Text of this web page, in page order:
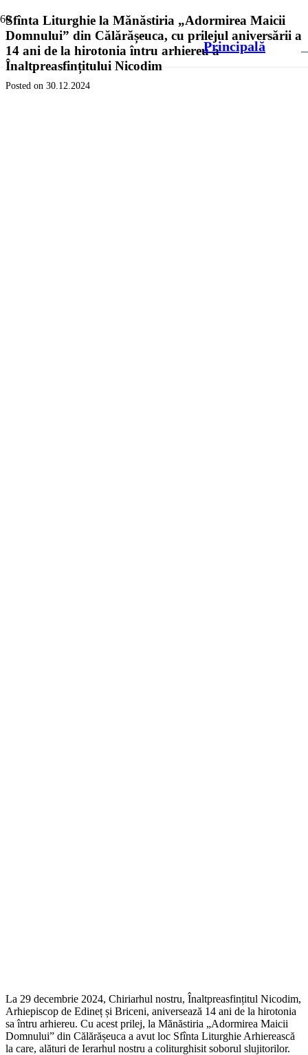
Principală
Sfînta Liturghie la Mănăstiria „Adormirea Maicii
Domnului” din Călărășeuca, cu prilejul aniversării a
14 ani de la hirotonia întru arhiereu a
Înaltpreasfințitului Nicodim
Posted on 30.12.2024
La 29 decembrie 2024, Chiriarhul nostru, Înaltpreasfințitul Nicodim,
Arhiepiscop de Edineț și Briceni, aniversează 14 ani de la hirotonia
sa întru arhiereu. Cu acest prilej, la Mănăstiria „Adormirea Maicii
Domnului” din Călărășeuca a avut loc Sfînta Liturghie Arhierească
la care, alături de Ierarhul nostru a coliturghisit soborul slujitorilor.